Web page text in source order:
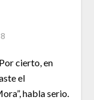
cierto, en
el
habla serio.